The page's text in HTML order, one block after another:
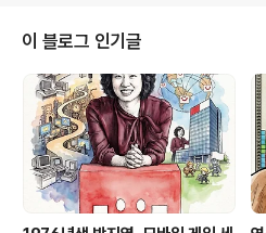
봅니다.스티브 본은 1944년 영국에서 태어나
지, 케임브리지 트리니티칼리지에서 공부하면
퓨터 과학 박사학위를 받습니다. 이후 케임브
퓨터 연구소에서 알골68(ALGOL68) 컴파
AL(케임브리지 대수 시스템, Cambridge
이 블로그 인기글